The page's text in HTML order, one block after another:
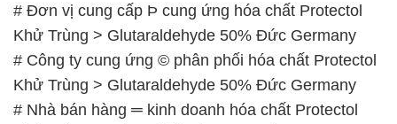
# Đơn vị cung cấp Þ cung ứng hóa chất Protectol
Khử Trùng > Glutaraldehyde 50% Đức Germany
# Công ty cung ứng © phân phối hóa chất Protectol
Khử Trùng > Glutaraldehyde 50% Đức Germany
# Nhà bán hàng ═ kinh doanh hóa chất Protectol